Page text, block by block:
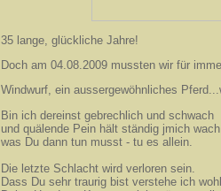
35 lange, glückliche Jahre!
Doch am 04.08.2009 mussten wir für
Windwurf, ein aussergewöhnliches
Bin ich dereinst gebrechlich und schwach
und quälende Pein hält ständig jmich
was Du dann tun musst - tu es allein.
Die letzte Schlacht wird verloren sein.
Dass Du sehr traurig bist verstehe ich